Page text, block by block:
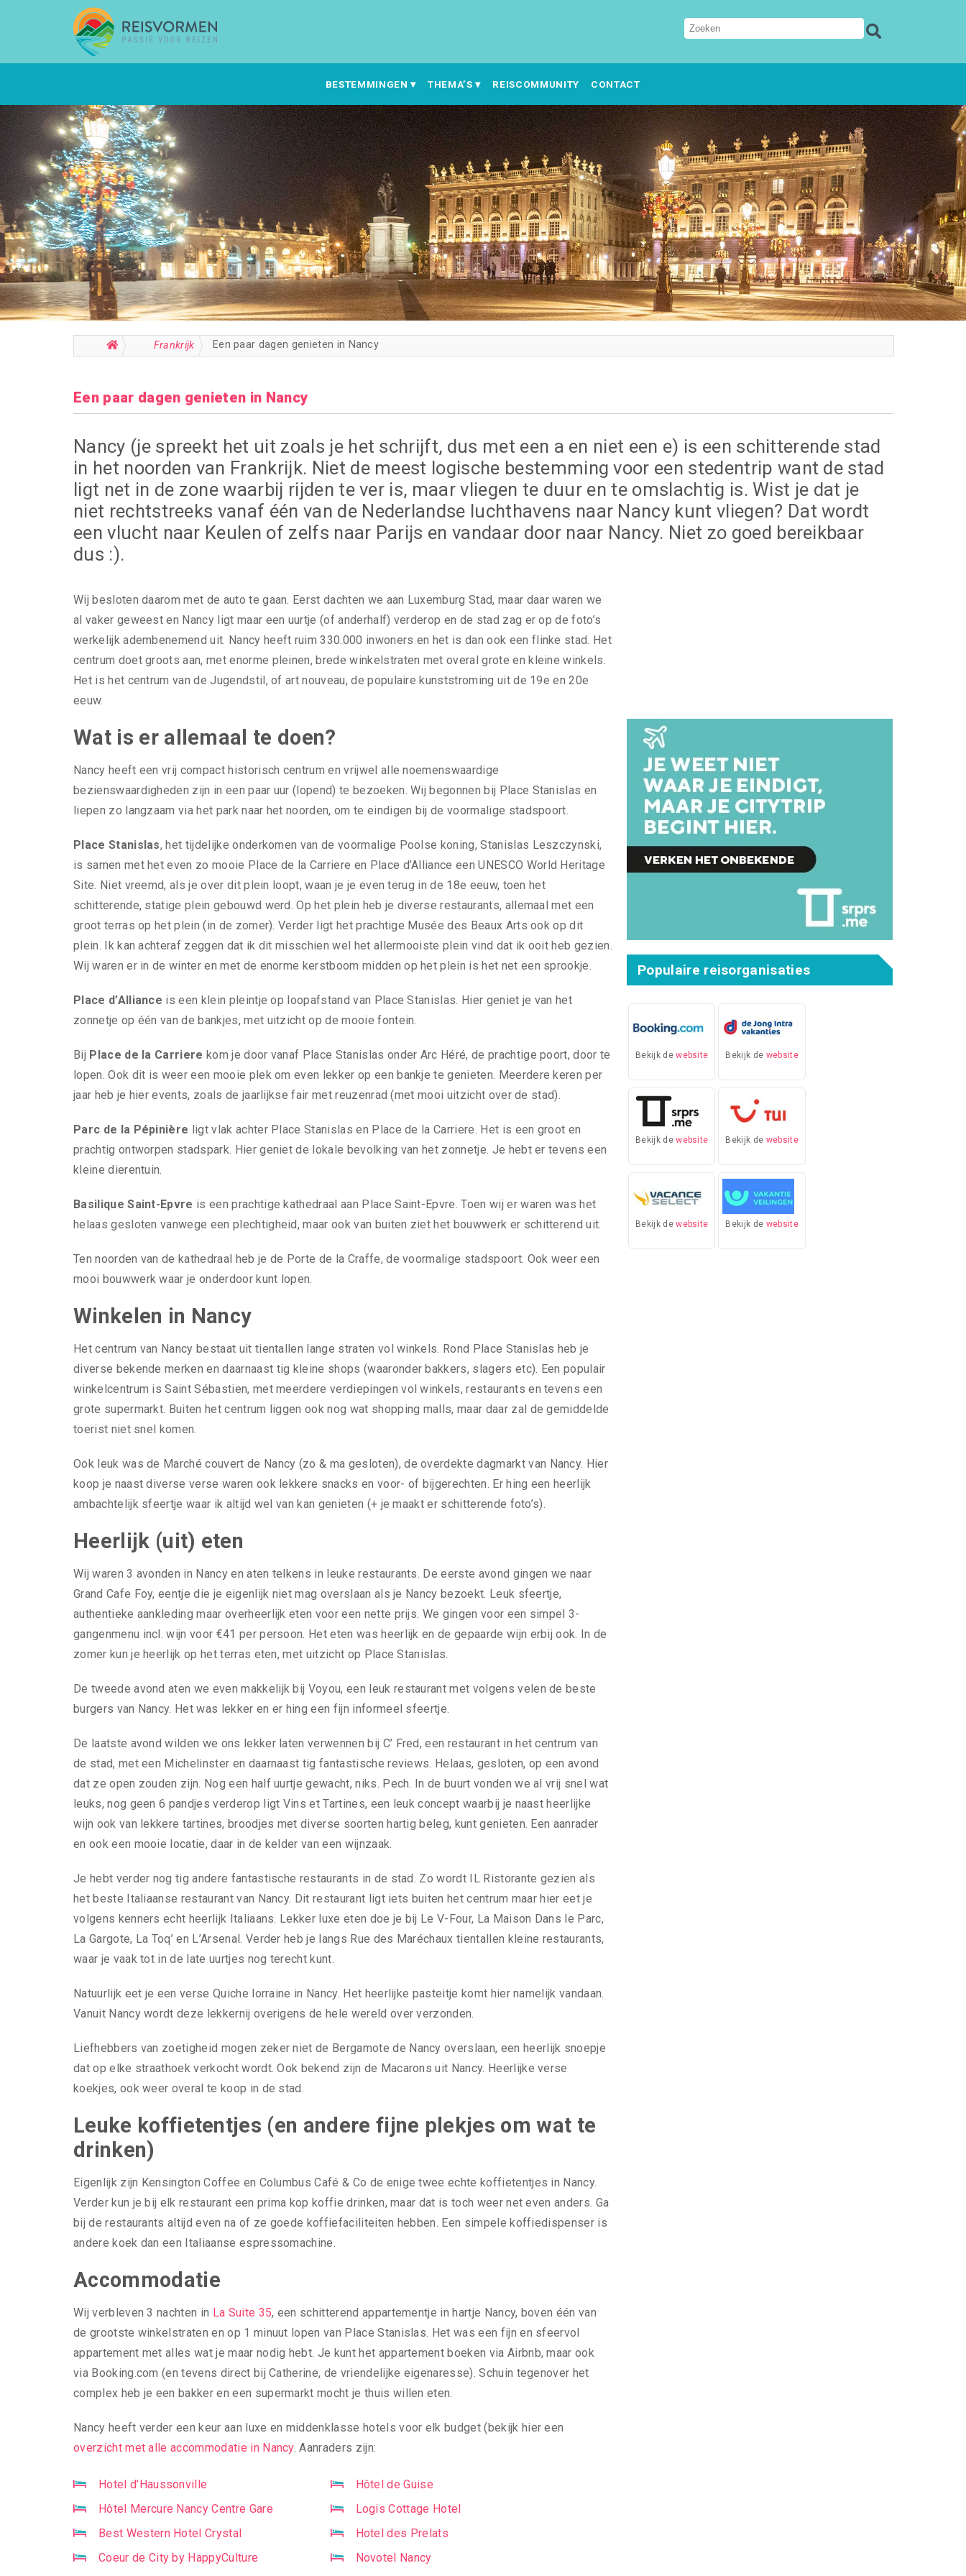
BESTEMMINGEN THEMA’S REISCOMMUNITY CONTACT
Frankrijk Een paar dagen genieten in Nancy
Een paar dagen genieten in Nancy
Nancy (je spreekt het uit zoals je het schrijft, dus met een a en niet een e) is een schitterende stad
in het noorden van Frankrijk. Niet de meest logische bestemming voor een stedentrip want de stad
ligt net in de zone waarbij rijden te ver is, maar vliegen te duur en te omslachtig is. Wist je dat je
niet rechtstreeks vanaf één van de Nederlandse luchthavens naar Nancy kunt vliegen? Dat wordt
een vlucht naar Keulen of zelfs naar Parijs en vandaar door naar Nancy. Niet zo goed bereikbaar
dus :).
Wij besloten daarom met de auto te gaan. Eerst dachten we aan Luxemburg Stad, maar daar waren we
al vaker geweest en Nancy ligt maar een uurtje (of anderhalf) verderop en de stad zag er op de foto’s
werkelijk adembenemend uit. Nancy heeft ruim 330.000 inwoners en het is dan ook een flinke stad. Het
centrum doet groots aan, met enorme pleinen, brede winkelstraten met overal grote en kleine winkels.
Het is het centrum van de Jugendstil, of art nouveau, de populaire kunststroming uit de 19e en 20e
eeuw.
Wat is er allemaal te doen?
Nancy heeft een vrij compact historisch centrum en vrijwel alle noemenswaardige
bezienswaardigheden zijn in een paar uur (lopend) te bezoeken. Wij begonnen bij Place Stanislas en
liepen zo langzaam via het park naar het noorden, om te eindigen bij de voormalige stadspoort.
Place Stanislas, het tijdelijke onderkomen van de voormalige Poolse koning, Stanislas Leszczynski,
is samen met het even zo mooie Place de la Carriere en Place d’Alliance een UNESCO World Heritage
Site. Niet vreemd, als je over dit plein loopt, waan je je even terug in de 18e eeuw, toen het
schitterende, statige plein gebouwd werd. Op het plein heb je diverse restaurants, allemaal met een
groot terras op het plein (in de zomer). Verder ligt het prachtige Musée des Beaux Arts ook op dit
plein. Ik kan achteraf zeggen dat ik dit misschien wel het allermooiste plein vind dat ik ooit heb gezien.
Wij waren er in de winter en met de enorme kerstboom midden op het plein is het net een sprookje.
Place d’Alliance is een klein pleintje op loopafstand van Place Stanislas. Hier geniet je van het
zonnetje op één van de bankjes, met uitzicht op de mooie fontein.
Bij Place de la Carriere kom je door vanaf Place Stanislas onder Arc Héré, de prachtige poort, door te
lopen. Ook dit is weer een mooie plek om even lekker op een bankje te genieten. Meerdere keren per
jaar heb je hier events, zoals de jaarlijkse fair met reuzenrad (met mooi uitzicht over de stad).
Parc de la Pépinière ligt vlak achter Place Stanislas en Place de la Carriere. Het is een groot en
prachtig ontworpen stadspark. Hier geniet de lokale bevolking van het zonnetje. Je hebt er tevens een
kleine dierentuin.
Basilique Saint-Epvre is een prachtige kathedraal aan Place Saint-Epvre. Toen wij er waren was het
helaas gesloten vanwege een plechtigheid, maar ook van buiten ziet het bouwwerk er schitterend uit.
Ten noorden van de kathedraal heb je de Porte de la Craffe, de voormalige stadspoort. Ook weer een
mooi bouwwerk waar je onderdoor kunt lopen.
Winkelen in Nancy
Het centrum van Nancy bestaat uit tientallen lange straten vol winkels. Rond Place Stanislas heb je
diverse bekende merken en daarnaast tig kleine shops (waaronder bakkers, slagers etc). Een populair
winkelcentrum is Saint Sébastien, met meerdere verdiepingen vol winkels, restaurants en tevens een
grote supermarkt. Buiten het centrum liggen ook nog wat shopping malls, maar daar zal de gemiddelde
toerist niet snel komen.
Ook leuk was de Marché couvert de Nancy (zo & ma gesloten), de overdekte dagmarkt van Nancy. Hier
koop je naast diverse verse waren ook lekkere snacks en voor- of bijgerechten. Er hing een heerlijk
ambachtelijk sfeertje waar ik altijd wel van kan genieten (+ je maakt er schitterende foto’s).
Heerlijk (uit) eten
Wij waren 3 avonden in Nancy en aten telkens in leuke restaurants. De eerste avond gingen we naar
Grand Cafe Foy, eentje die je eigenlijk niet mag overslaan als je Nancy bezoekt. Leuk sfeertje,
authentieke aankleding maar overheerlijk eten voor een nette prijs. We gingen voor een simpel 3-
gangenmenu incl. wijn voor €41 per persoon. Het eten was heerlijk en de gepaarde wijn erbij ook. In de
zomer kun je heerlijk op het terras eten, met uitzicht op Place Stanislas.
De tweede avond aten we even makkelijk bij Voyou, een leuk restaurant met volgens velen de beste
burgers van Nancy. Het was lekker en er hing een fijn informeel sfeertje.
De laatste avond wilden we ons lekker laten verwennen bij C’ Fred, een restaurant in het centrum van
de stad, met een Michelinster en daarnaast tig fantastische reviews. Helaas, gesloten, op een avond
dat ze open zouden zijn. Nog een half uurtje gewacht, niks. Pech. In de buurt vonden we al vrij snel wat
leuks, nog geen 6 pandjes verderop ligt Vins et Tartines, een leuk concept waarbij je naast heerlijke
wijn ook van lekkere tartines, broodjes met diverse soorten hartig beleg, kunt genieten. Een aanrader
en ook een mooie locatie, daar in de kelder van een wijnzaak.
Je hebt verder nog tig andere fantastische restaurants in de stad. Zo wordt IL Ristorante gezien als
het beste Italiaanse restaurant van Nancy. Dit restaurant ligt iets buiten het centrum maar hier eet je
volgens kenners echt heerlijk Italiaans. Lekker luxe eten doe je bij Le V-Four, La Maison Dans le Parc,
La Gargote, La Toq’ en L’Arsenal. Verder heb je langs Rue des Maréchaux tientallen kleine restaurants,
waar je vaak tot in de late uurtjes nog terecht kunt.
Natuurlijk eet je een verse Quiche lorraine in Nancy. Het heerlijke pasteitje komt hier namelijk vandaan.
Vanuit Nancy wordt deze lekkernij overigens de hele wereld over verzonden.
Liefhebbers van zoetigheid mogen zeker niet de Bergamote de Nancy overslaan, een heerlijk snoepje
dat op elke straathoek verkocht wordt. Ook bekend zijn de Macarons uit Nancy. Heerlijke verse
koekjes, ook weer overal te koop in de stad.
Leuke koffietentjes (en andere fijne plekjes om wat te
drinken)
Eigenlijk zijn Kensington Coffee en Columbus Café & Co de enige twee echte koffietentjes in Nancy.
Verder kun je bij elk restaurant een prima kop koffie drinken, maar dat is toch weer net even anders. Ga
bij de restaurants altijd even na of ze goede koffiefaciliteiten hebben. Een simpele koffiedispenser is
andere koek dan een Italiaanse espressomachine.
Accommodatie
Wij verbleven 3 nachten in La Suite 35, een schitterend appartementje in hartje Nancy, boven één van
de grootste winkelstraten en op 1 minuut lopen van Place Stanislas. Het was een fijn en sfeervol
appartement met alles wat je maar nodig hebt. Je kunt het appartement boeken via Airbnb, maar ook
via Booking.com (en tevens direct bij Catherine, de vriendelijke eigenaresse). Schuin tegenover het
complex heb je een bakker en een supermarkt mocht je thuis willen eten.
Nancy heeft verder een keur aan luxe en middenklasse hotels voor elk budget (bekijk hier een
overzicht met alle accommodatie in Nancy. Aanraders zijn:
Hotel d’Haussonville
Hôtel de Guise
Hôtel Mercure Nancy Centre Gare
Logis Cottage Hotel
Best Western Hotel Crystal
Hotel des Prelats
Coeur de City by HappyCulture
Novotel Nancy
Populaire reisorganisaties
Bekijk dewebsite Bekijk de website
Bekijk dewebsite Bekijk de website
Bekijk dewebsite Bekijk de website